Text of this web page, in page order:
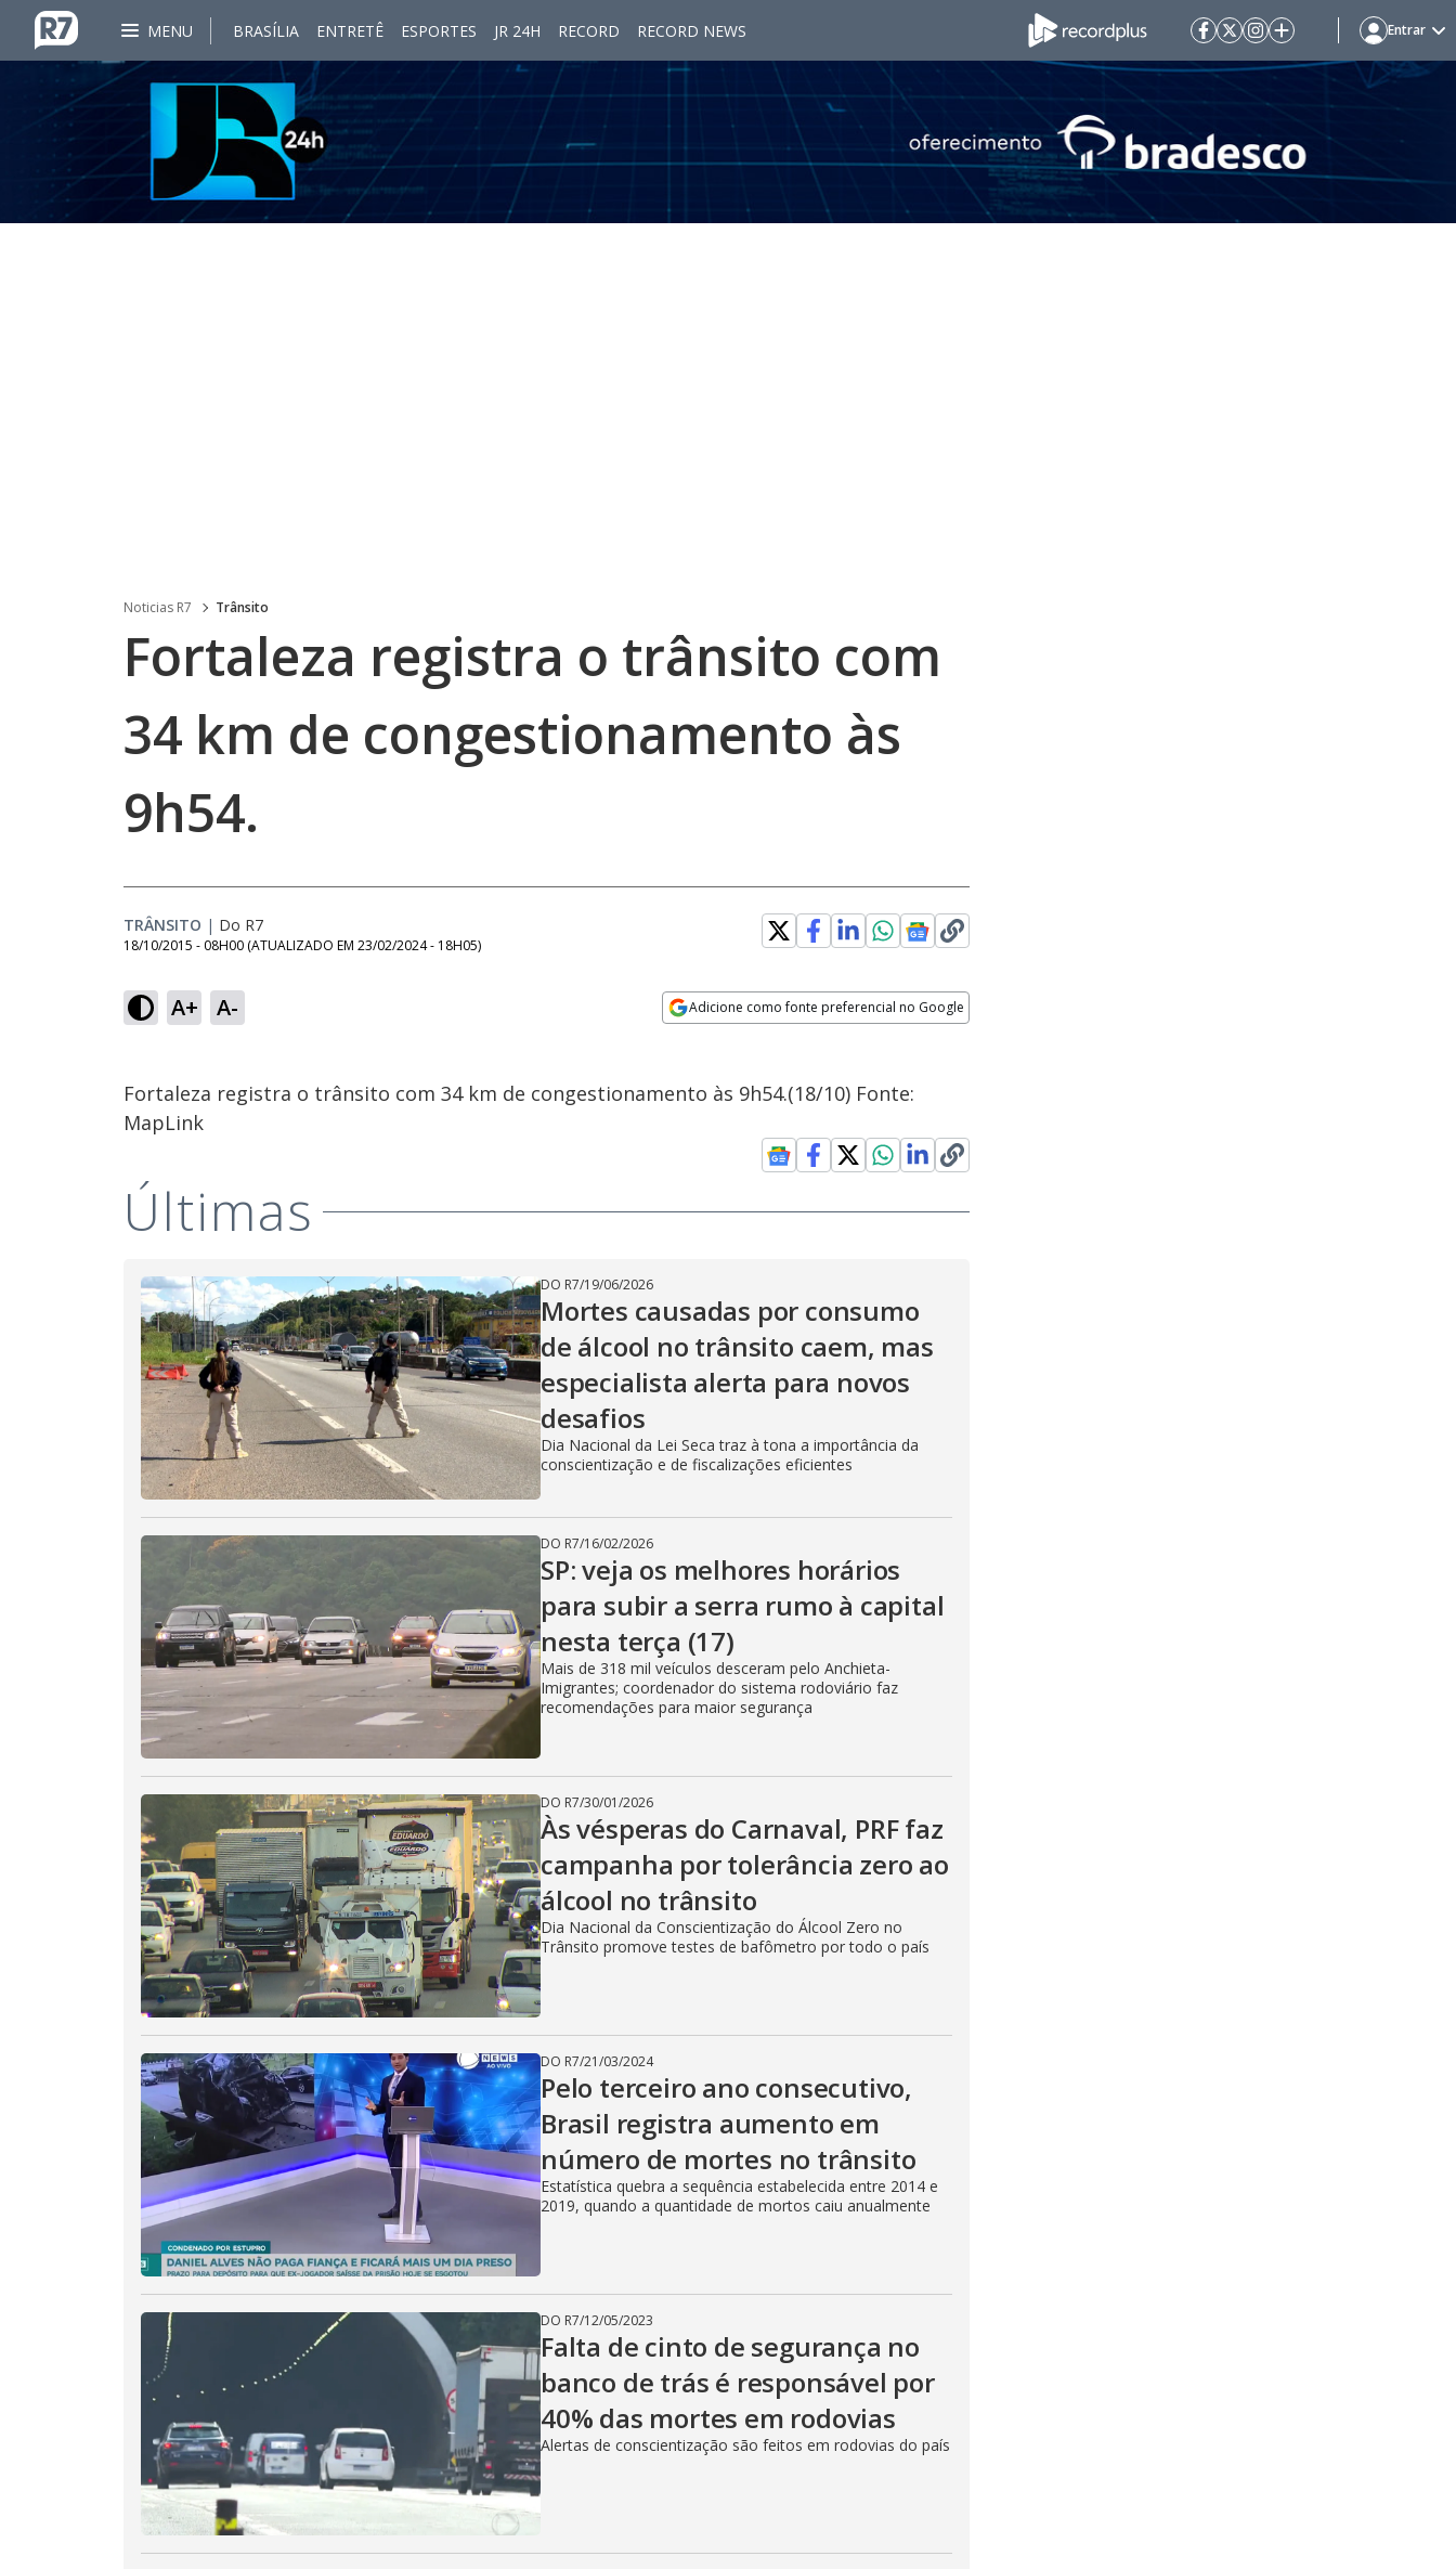
MENU BRASÍLIA ENTRETÊ ESPORTES JR 24H RECORD RECORD NEWS Entrar
Noticias R7 Trânsito
Fortaleza registra o trânsito com
34 km de congestionamento às
9h54.
TRÂNSITO | Do R7
18/10/2015 - 08H00 (ATUALIZADO EM 23/02/2024 - 18H05)
A+ A- Adicione como fonte preferencial no Google
Fortaleza registra o trânsito com 34 km de congestionamento às 9h54.(18/10) Fonte:
MapLink
Últimas
DO R7/19/06/2026
Mortes causadas por consumo
de álcool no trânsito caem, mas
especialista alerta para novos
desafios
Dia Nacional da Lei Seca traz à tona a importância da
conscientização e de fiscalizações eficientes
DO R7/16/02/2026
SP: veja os melhores horários
para subir a serra rumo à capital
nesta terça (17)
Mais de 318 mil veículos desceram pelo Anchieta-
Imigrantes; coordenador do sistema rodoviário faz
recomendações para maior segurança
DO R7/30/01/2026
Às vésperas do Carnaval, PRF faz
campanha por tolerância zero ao
álcool no trânsito
Dia Nacional da Conscientização do Álcool Zero no
Trânsito promove testes de bafômetro por todo o país
DO R7/21/03/2024
Pelo terceiro ano consecutivo,
Brasil registra aumento em
número de mortes no trânsito
Estatística quebra a sequência estabelecida entre 2014 e
2019, quando a quantidade de mortos caiu anualmente
DO R7/12/05/2023
Falta de cinto de segurança no
banco de trás é responsável por
40% das mortes em rodovias
Alertas de conscientização são feitos em rodovias do país